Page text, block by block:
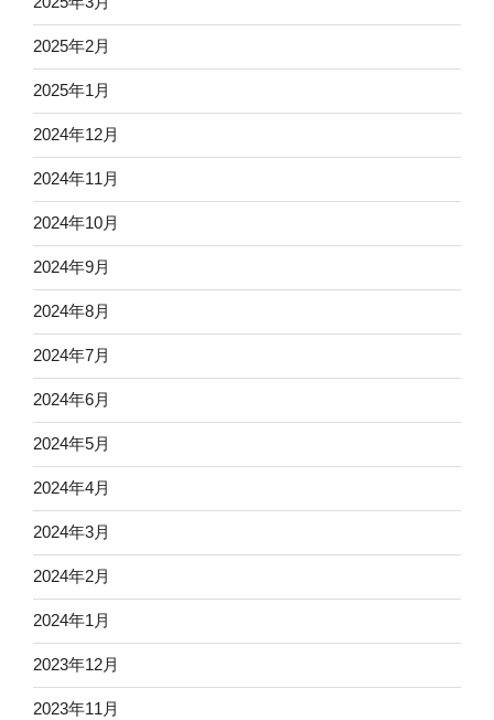
2025年2月
2025年1月
2024年12月
2024年11月
2024年10月
2024年9月
2024年8月
2024年7月
2024年6月
2024年5月
2024年4月
2024年3月
2024年2月
2024年1月
2023年12月
2023年11月